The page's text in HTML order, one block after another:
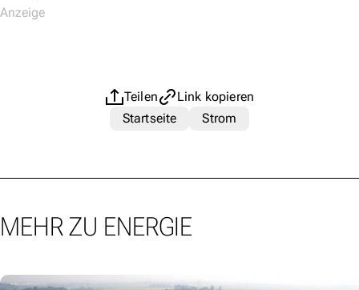
Teilen
Link kopieren
Startseite
Strom
MEHR ZU ENERGIE